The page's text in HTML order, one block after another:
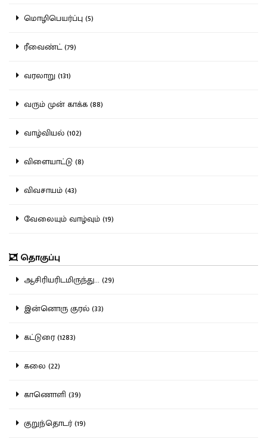
மொழிபெயர்ப்பு (5)
ரீவைண்ட் (79)
வரலாறு (131)
வரும் முன் காக்க (88)
வாழ்வியல் (102)
விளையாட்டு (8)
விவசாயம் (43)
வேலையும் வாழ்வும் (19)
தொகுப்பு
ஆசிரியரிடமிருந்து... (29)
இன்னொரு குரல் (33)
கட்டுரை (1283)
கலை (22)
காணொளி (39)
குறுந்தொடர் (19)